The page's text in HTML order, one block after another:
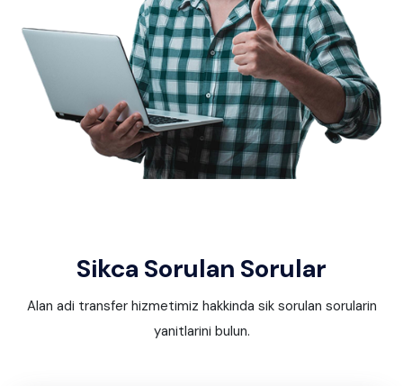
Sikca Sorulan Sorular
Alan adi transfer hizmetimiz hakkinda sik sorulan sorularin
yanitlarini bulun.